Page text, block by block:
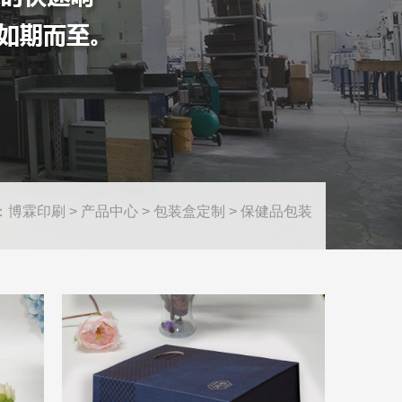
博霖印刷 > 产品中心 > 包装盒定制 > 保健品包装